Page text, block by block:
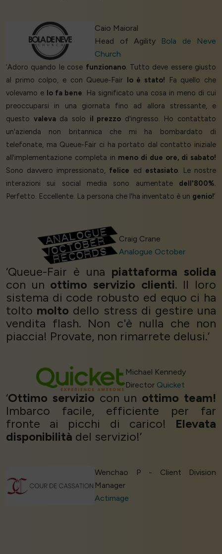
Caio Maioral
Head of Agility Bola de Neve
Church
‘Adoro quando le cose funzionano. Tutto deve essere giusto
al primo colpo, e con Queue-Fair lo è stato! Fa quello che
volevamo e lo fa bene. Ha significato una cosa in meno di cui
preoccuparsi in una giornata fino ad allora stressante, e
questo valevada solo il prezzo d'ingresso. Ho contattato
un'azienda non britannica che mi ha bombardato di
telefonate, ma Queue-Fair ci ha portato dal contatto iniziale
all'implementazione completa in meno di due ore, di sabato!
Sono davvero impressionato, felice ed estasiato. Le nostre
interazioni sui social media sono aumentate dell'800%.
Perfetto. Eccellente. La persona che l'ha inventato è un genio!’
Craig Crane
Analogue October
‘Queue-Fair è una piattaforma solida
con un ottimo servizio clienti. Il loro
sistema di code robusto ed equo ci ha
tolto molto dello stress di gestire una
vendita flash. Non c'è nulla che non
piaccia! Provate, non rimarrete delusi.’
Michael Kennedy
Director Quicket
‘Ottimo servizio con un ottimo team!
Imbarco facile, efficiente per far
fronte ai picchi di carico! Elevata
disponibilità del servizio!’
Wenchao P - Client Division
Manager
Actimage